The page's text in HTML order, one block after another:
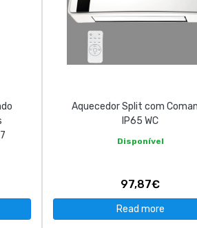
Aquecedor Split com
IP65 WC
Disponível
97,87€
Read more